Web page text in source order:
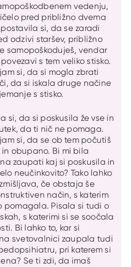
vedenju,
pred približno dvema
si, da se zaradi
odzivi staršev, približno
samopoškoduješ, vendar
s tem veliko stisko.
si, da si mogla zbrati
da si iskala druge načine
s stisko.
si, da si poskusila že vse in
da ti nič ne pomaga.
si, da se ob tem počutiš
in obupano. Bi mi bila
zaupati kaj si poskusila in
neučinkovito? Tako lahko
če obstaja še
način, s katerim
pomagala. Pisala si tudi o
s katerimi si se soočala
Bi lahko to, kar si
svetovalnici zaupala tudi
pri katerem si
Se ti zdi, da imaš